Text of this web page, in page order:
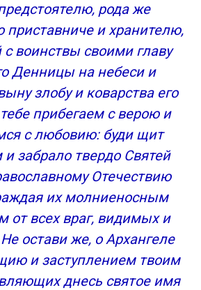
рода же
приставниче и хранителю,
воинствы своими главу
Денницы на небеси и
злобу и коварства его
прибегаем с верою и
с любовию: буди щит
забрало твердо Святей
Отечествию
их молниеносным
от всех враг, видимых и
остави же, о Архангеле
и заступлением твоим
днесь святое имя